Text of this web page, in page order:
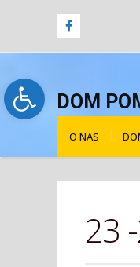
Open toolbar
DOM
O NAS
23